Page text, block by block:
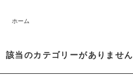
ホーム
該当のカテゴリーがありません